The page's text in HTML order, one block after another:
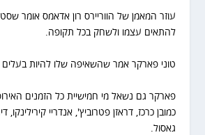
עוזר המאמן של הווריירס רון אדאמס אומר
להתאים עצמו ולשחק בכל תקופה.
טוני פארקר אמר שהשאיפה שלו להיות
פארקר גם נשאל מי חמישיית כל הזמנים
כמובן כרכז, דראזן פטרוביץ', אנדריי קירילינקו,
גאסול.